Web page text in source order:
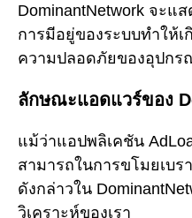
DominantNetwork จะ
การมีอยู่ของระบบทำให้เ
ความปลอดภัยของอุปกร
ลักษณะแอดแวร์ของ
แม้ว่าแอปพลิเคชัน
สามารถในการขโมยเบร
ดังกล่าวใน
วิเคราะห์ของเรา